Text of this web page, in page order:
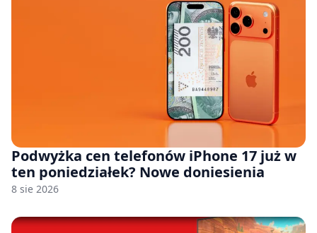
Podwyżka cen telefonów iPhone 17 już w
ten poniedziałek? Nowe doniesienia
8 sie 2026